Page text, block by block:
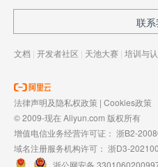
联
文档 | 开发者社区 | 天池大赛 | 培训与
法律声明及隐私权政策 | Cookies政策
© 2009-现在 Aliyun.com 版权所有
增值电信业务经营许可证： 浙B2-
域名注册服务机构许可： 浙D3-
浙公网安备